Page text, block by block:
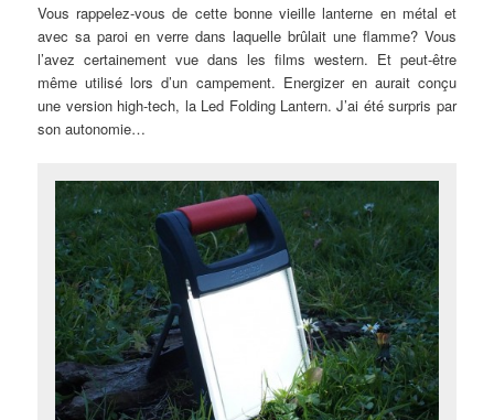
Vous rappelez-vous de cette bonne vieille lanterne en métal et
avec sa paroi en verre dans laquelle brûlait une flamme? Vous
l’avez certainement vue dans les films western. Et peut-être
même utilisé lors d’un campement. Energizer en aurait conçu
une version high-tech, la Led Folding Lantern. J’ai été surpris par
son autonomie…